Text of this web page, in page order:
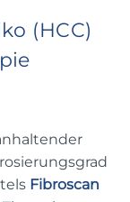
(HCC)
Fibroscan